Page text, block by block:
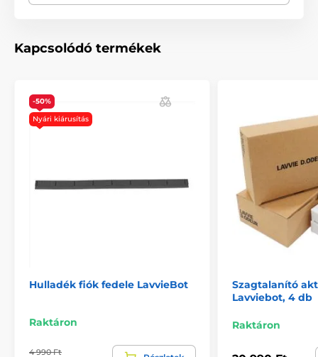
A műszaki specifikációk előzetes értesítés nélkül
változhatnak. A képek csak illusztrációk.
A termék a következő kategóriákba sorolt
Lavviebot alomtálcákhoz tartozó kiegészítők
Kapcsolódó termékek
-50%
Nyári kiárusítás
Hulladék fiók fedele LavvieBot
Raktáron
4 990 Ft
Szagtalanító
Lavviebot, 4 db
Raktáron